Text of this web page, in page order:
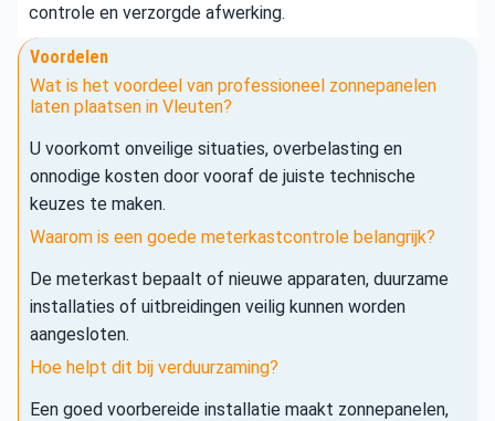
controle en verzorgde afwerking.
Voordelen
Wat is het voordeel van professioneel zonnepanelen
laten plaatsen in Vleuten?
U voorkomt onveilige situaties, overbelasting en
onnodige kosten door vooraf de juiste technische
keuzes te maken.
Waarom is een goede meterkastcontrole belangrijk?
De meterkast bepaalt of nieuwe apparaten, duurzame
installaties of uitbreidingen veilig kunnen worden
aangesloten.
Hoe helpt dit bij verduurzaming?
Een goed voorbereide installatie maakt zonnepanelen,